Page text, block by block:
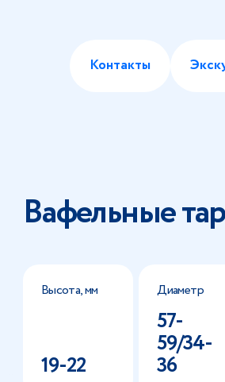
Контакты
Вафельные
Высота, мм
19-22
Диаметр
57-
59/34-
36